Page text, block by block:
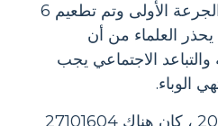
الولايات المتحدة على الجرعة الأولى وتم تطعيم 6
العلماء من أن
والتباعد الاجتماعي يجب
الوباء.
اعتبارًا من 9 فبراير 2021 ، كان هناك 27101604